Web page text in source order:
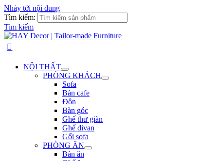
Nhảy tới nội dung
Tìm kiếm:
Tìm kiếm
NỘI THẤT
PHÒNG KHÁCH
Sofa
Bàn cafe
Đôn
Bàn góc
Ghế thư giãn
Ghế divan
Gối sofa
PHÒNG ĂN
Bàn ăn